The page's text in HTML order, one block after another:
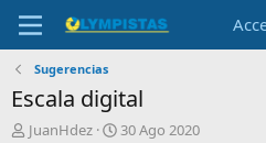
Sugerencias
Escala digital
IJuanHdez
F
30 Ago 2020